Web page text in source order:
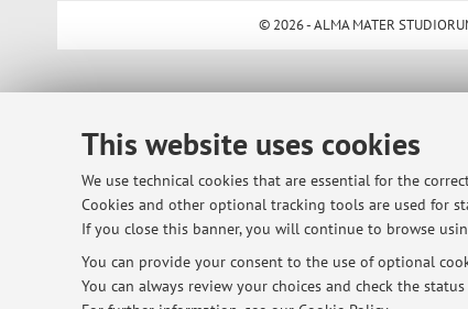
This website uses cookies
We use technical cookies that are essential for the
Cookies and other optional tracking tools are used for
If you close this banner, you will continue to browse
You can provide your consent to the use of optional
You can always review your choices and check the
© 2026 - ALMA MATER